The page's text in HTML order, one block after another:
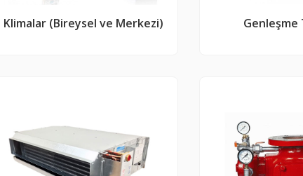
Klimalar (Bireysel ve Merkezi) Genleşme